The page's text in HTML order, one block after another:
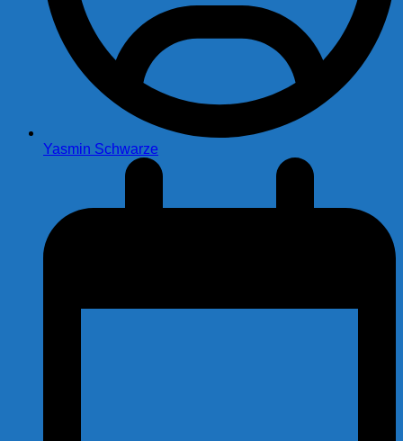
Yasmin Schwarze